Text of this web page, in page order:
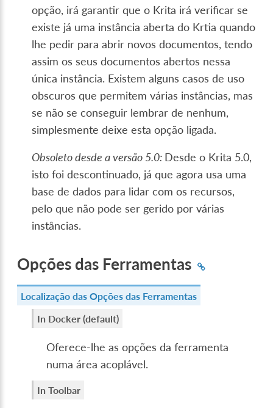
opção, irá garantir que o Krita irá verificar se
existe já uma instância aberta do Krtia quando
lhe pedir para abrir novos documentos, tendo
assim os seus documentos abertos nessa
única instância. Existem alguns casos de uso
obscuros que permitem várias instâncias, mas
se não se conseguir lembrar de nenhum,
simplesmente deixe esta opção ligada.
Obsoleto desde a versão 5.0: Desde o Krita 5.0,
isto foi descontinuado, já que agora usa uma
base de dados para lidar com os recursos,
pelo que não pode ser gerido por várias
instâncias.
Opções das Ferramentas
Localização das Opções das Ferramentas
In Docker (default)
Oferece-lhe as opções da ferramenta
numa área acoplável.
In Toolbar